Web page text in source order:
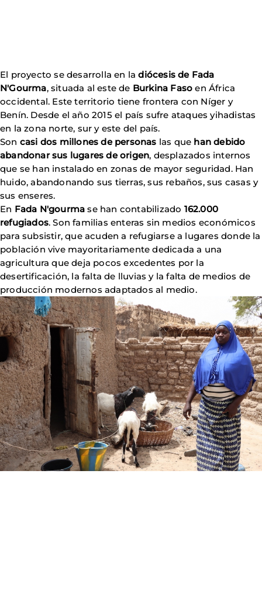
El proyecto se desarrolla en ladiócesis de Fada
N'Gourma, situada al este de Burkina Faso en África
occidental. Este territorio tiene frontera con Níger y
Benín. Desde el año 2015 el país sufre ataques yihadistas
en la zona norte, sur y este del país.
Son casi dos millones de personas las que han debido
abandonar sus lugares de origen, desplazados internos
que se han instalado en zonas de mayor seguridad. Han
huido, abandonando sus tierras, sus rebaños, sus casas y
sus enseres.
En Fada N'gourma se han contabilizado 162.000
refugiados. Son familias enteras sin medios económicos
para subsistir, que acuden a refugiarse a lugares donde la
población vive mayoritariamente dedicada a una
agricultura que deja pocos excedentes por la
desertificación, la falta de lluvias y la falta de medios de
producción modernos adaptados al medio.